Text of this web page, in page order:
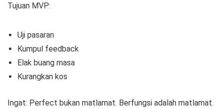
Tujuan MVP:
Uji pasaran
Kumpul feedback
Elak buang masa
Kurangkan kos
Ingat: Perfect bukan matlamat. Berfungsi adalah matlamat.